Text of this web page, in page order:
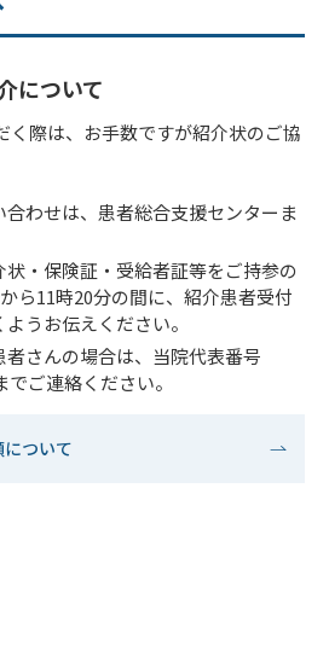
について
く際は、お手数ですが紹介状のご協
わせは、患者総合⽀援センターま
・保険証・受給者証等をご持参の
ら11時20分の間に、紹介患者受付
うお伝えください。
さんの場合は、当院代表番号
でご連絡ください。
ついて